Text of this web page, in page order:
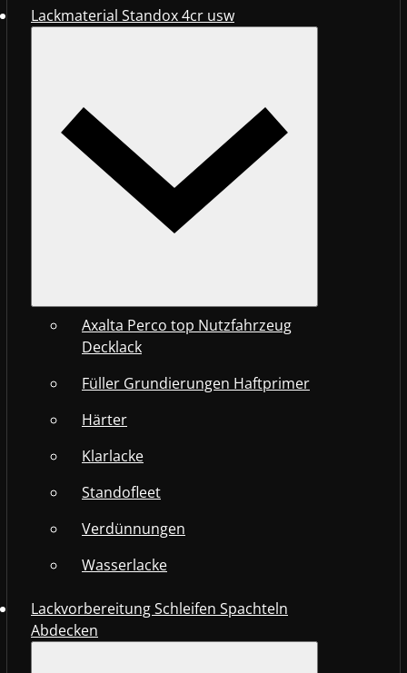
Lackmaterial Standox 4cr usw
Axalta Perco top Nutzfahrzeug
Decklack
Füller Grundierungen Haftprimer
Härter
Klarlacke
Standofleet
Verdünnungen
Wasserlacke
Lackvorbereitung Schleifen Spachteln
Abdecken